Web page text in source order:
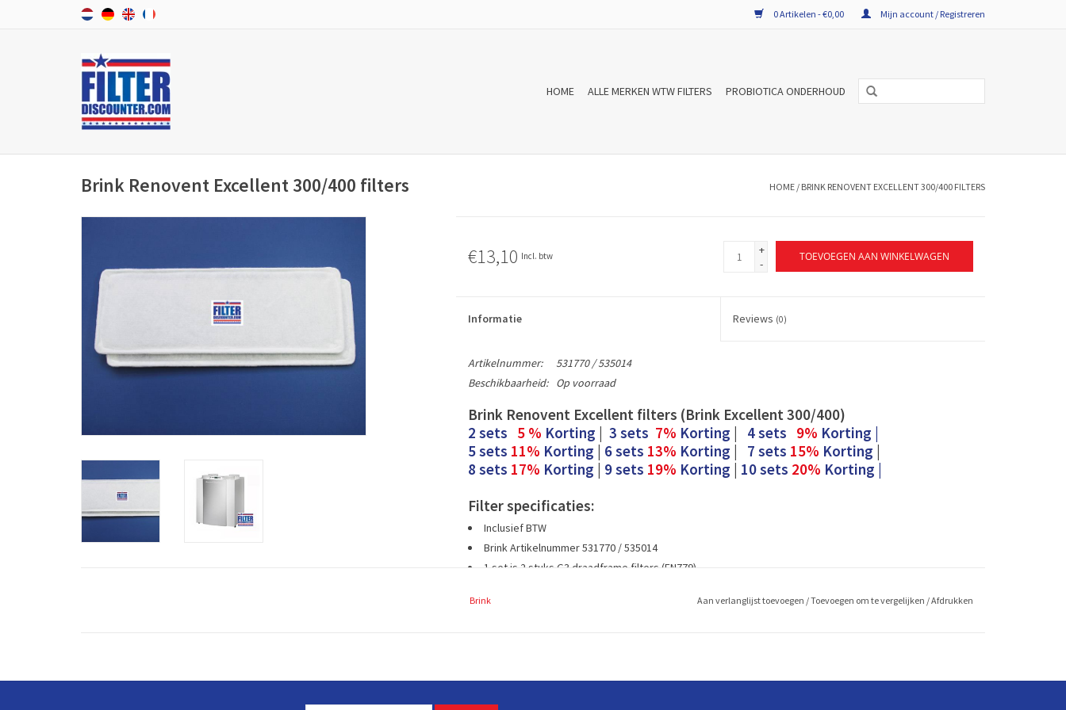
0 Artikelen - €0,00 Mijn account / Registreren
HOME ALLE MERKEN WTW FILTERS PROBIOTICA ONDERHOUD
Brink Renovent Excellent 300/400 filters HOME / BRINK RENOVENT EXCELLENT 300/400 FILTERS
€13,10 Incl. btw
+
-
TOEVOEGEN AAN WINKELWAGEN
Informatie Reviews (0)
Artikelnummer:
531770 / 535014
Beschikbaarheid:
Op voorraad
Brink Renovent Excellent filters (Brink Excellent 300/400)
2 sets 5 % Korting | 3 sets 7% Korting | 4 sets 9% Korting |
5 sets 11% Korting | 6 sets 13% Korting | 7 sets 15% Korting |
8 sets 17% Korting | 9 sets 19% Korting | 10 sets 20% Korting |
Filter specificaties:
Inclusief BTW
Brink Artikelnummer 531770 / 535014
1 set is 2 stuks G3 draadframe filters (EN779)
Brink Aan verlanglijst toevoegen /Toevoegen om te vergelijken /Afdrukken